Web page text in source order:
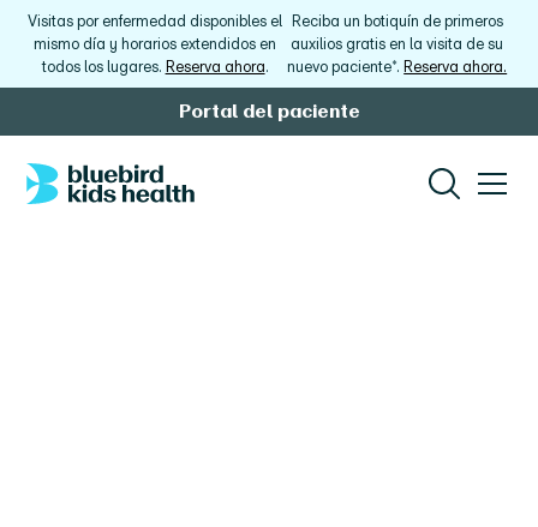
Visitas por enfermedad disponibles el
mismo día y horarios extendidos en
todos los lugares. Reserva ahora.
Reciba un botiquín de primeros
auxilios gratis en la visita de su
nuevo paciente*. Reserva ahora.
Portal del paciente